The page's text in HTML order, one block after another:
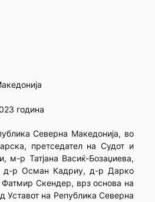
година
Северна Македонија, во
претседател на Судот и
м-р Татјана Васиќ-Бозаџиева,
д-р Осман Кадриу, д-р Дарко
Скендер, врз основа на
Уставот на Република Северна